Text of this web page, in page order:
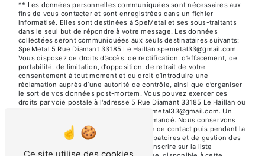
** Les données personnelles communiquées sont nécessaires aux
fins de vous contacter et sont enregistrées dans un fichier
informatisé. Elles sont destinées à SpeMetal et ses sous-traitants
dans le seul but de répondre à votre message. Les données
collectées seront communiquées aux seuls destinataires suivants:
SpeMetal 5 Rue Diamant 33185 Le Haillan spemetal33@gmail.com.
Vous disposez de droits d’accès, de rectification, d’effacement, de
portabilité, de limitation, d’opposition, de retrait de votre
consentement à tout moment et du droit d’introduire une
réclamation auprès d’une autorité de contrôle, ainsi que d’organiser
le sort de vos données post-mortem. Vous pouvez exercer ces
droits par voie postale à l'adresse 5 Rue Diamant 33185 Le Haillan ou
par courrier électronique à l'adresse spemetal33@gmail.com. Un
justificatif d'identité pourra vous être demandé. Nous conservons
vos données pendant la période de prise de contact puis pendant la
durée de prescription légale aux fins probatoires et de gestion des
contentieux. Vous avez le droit de vous inscrire sur la liste